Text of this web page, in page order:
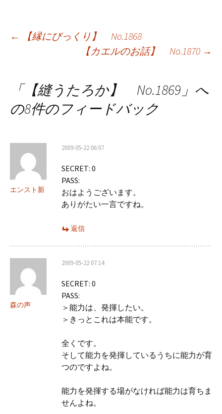
投
ゲ
ン
←
【縁にびっくり】 No.1868
【カエルのお話】 No.1870 →
「【縫うたろか】 No.1869 」へ
の8件のフィードバック
エンスト新
2009-05-22 06:07
SECRET: 0
PASS:
おはようございます。
ありがたい一言ですね。
返信
森の声
2009-05-22 07:14
SECRET: 0
PASS:
＞能力は、発揮したい。
＞きっとこれは本能です。
全くです。
そして能力を発揮しているうちに能力が育
つのですよね。
能力を発揮する場がなければ能力は育ちま
せんよね。